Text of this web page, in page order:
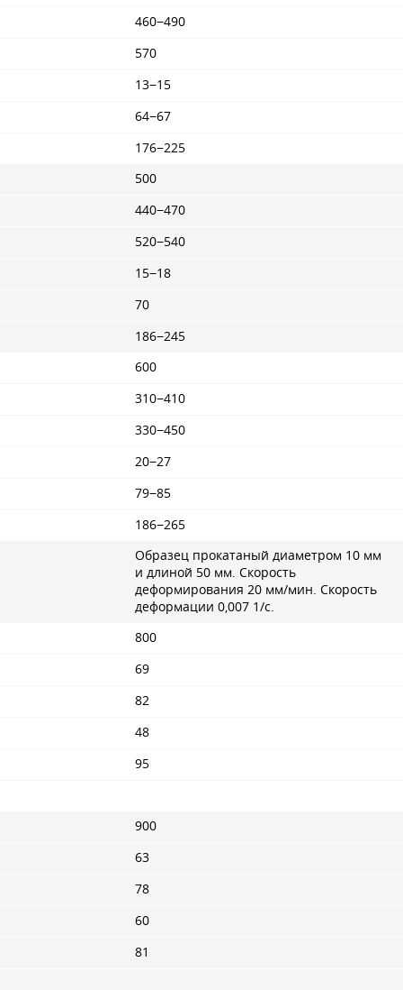
460−490
570
13−15
64−67
176−225
500
440−470
520−540
15−18
70
186−245
600
310−410
330−450
20−27
79−85
186−265
Образец прокатаный диаметром 10 мм
и длиной 50 мм. Скорость
деформирования 20 мм/мин. Скорость
деформации 0,007 1/с.
800
69
82
48
95
900
63
78
60
81